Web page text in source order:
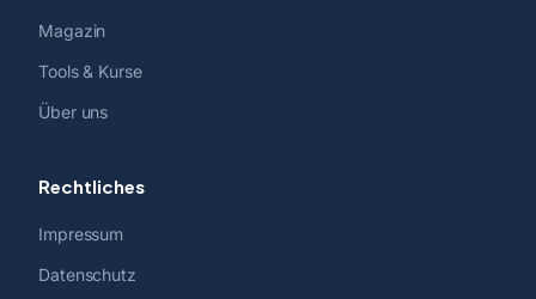
Magazin
Tools & Kurse
Über uns
Rechtliches
Impressum
Datenschutz